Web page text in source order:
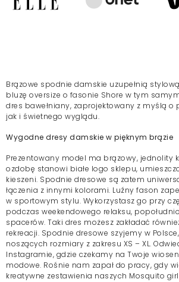
Brązowe spodnie damskie uzupełnią
bluzę oversize o fasonie Shore w tym
dres bawełniany, zaprojektowany z myślą o
jak i świetnego wyglądu.
Wygodne dresy damskie w pięknym brązie
Prezentowany model ma brązowy, jednolity
ozdobę stanowi białe logo sklepu,
kieszeni. Spodnie dresowe są zatem
łączenia z innymi kolorami. Luźny fason
w sportowym stylu. Wykorzystasz go przy
podczas weekendowego relaksu,
spacerów. Taki dres możesz zakładać
rekreacji. Spodnie dresowe szyjemy w
noszących rozmiary z zakresu XS – XL.
Instagramie, gdzie czekamy na Twoje
modowe. Rośnie nam zapał do pracy, gdy
kreatywne zestawienia naszych Mosquito